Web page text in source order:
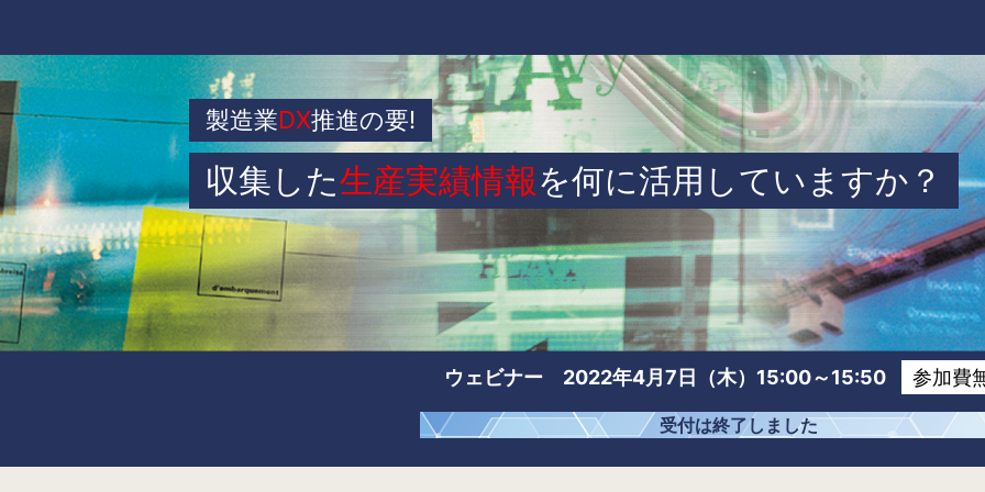
製造業DX推進の要!
収集した生産実績情報を何に活用していますか？
ウェビナー 2022年4月7日（木）15:00～15:50 参加費
受付は終了しました